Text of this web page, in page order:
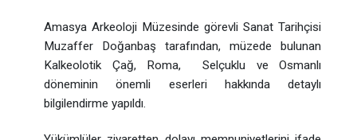
Amasya Arkeoloji Müzesinde görevli Sanat Tarihçisi
Muzaffer Doğanbaş tarafından, müzede bulunan
Kalkeolotik Çağ, Roma, Selçuklu ve Osmanlı
döneminin önemli eserleri hakkında detaylı
bilgilendirme yapıldı.